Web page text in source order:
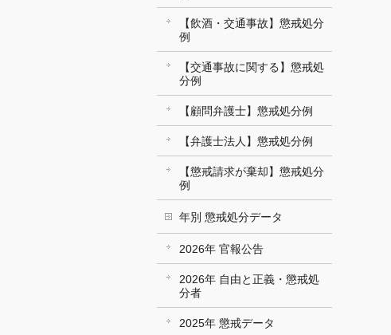
【飲酒・交通事故】懲戒処分
例
【交通事故に関する】懲戒処
分例
【顧問弁護士】懲戒処分例
【弁護士法人】懲戒処分例
【懲戒請求が棄却】懲戒処分
例
年別 懲戒処分データ
2026年 官報公告
2026年 自由と正義・懲戒処
分者
2025年 懲戒データ